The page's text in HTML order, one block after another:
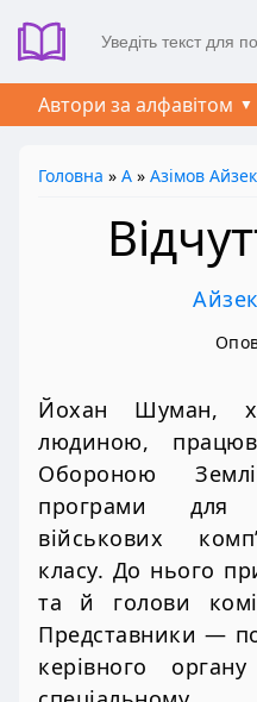
Автори за алфавітом
Головна » А » Азімов Айзек
Йохан Шуман,
людиною,
Обороною
програми для
військових
класу. До нього
та й голови
Представники —
керівного